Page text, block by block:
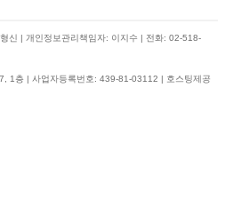
신 | 개인정보관리책임자: 이지수 | 전화: 02-518-
1층 | 사업자등록번호: 439-81-03112 | 호스팅제공